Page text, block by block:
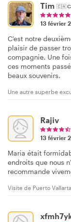
Tim 🇨🇦
13 février
C'est notre
plaisir de passer
compagnie. Une
ces moments
beaux souvenirs.
Une autre superbe
Rajiv
13 février
Maria était
endroits que nous
recommande
Visite de Puerto Vallarta